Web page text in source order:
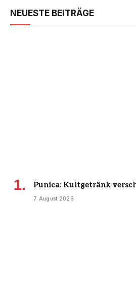
NEUESTE BEITRÄGE
Punica: Kultgetränk
7 August 2026